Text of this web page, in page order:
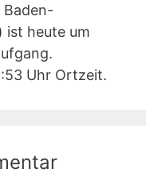
Baden-
ist heute um
Uhr Ortzeit.